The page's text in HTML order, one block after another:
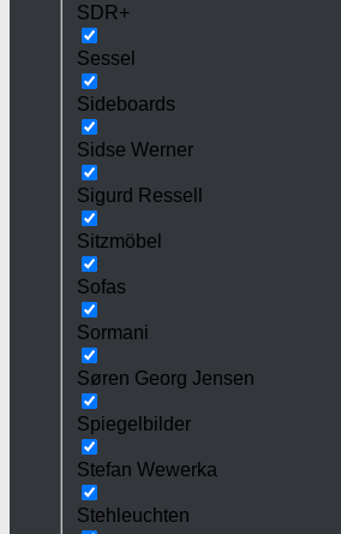
SDR+
Sessel
Sideboards
Sidse Werner
Sigurd Ressell
Sitzmöbel
Sofas
Sormani
Søren Georg Jensen
Spiegelbilder
Stefan Wewerka
Stehleuchten